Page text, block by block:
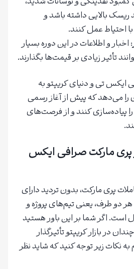
ریسک بالایی داشته باشد و
احتیاط عمل کنند.
: اخبار و اطلاعات در این دوره بسیار
تأثیر زیادی بر قیمت‌ها بگذارند.
ایکس تی و دنیای کریپتو به
را می‌دهد که پیش از آغاز رسمی
را پیاده‌سازی کنند و از فرصت‌های
پری مارکت صرافی ایکس
پری مارکت، بدون تردید دارای
دو طرف، یعنی تیم‌های پروژه و
است. اگر شما بر این باور هستید
در بازار کریپتو تأثیر‌گذار
نکات زیر توجه کنید که شاید نظر